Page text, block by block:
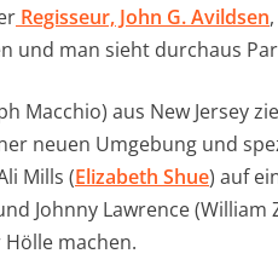
Regisseur, John G. Avildsen
und man sieht durchaus
Macchio) aus New Jersey
neuen Umgebung und
Mills (Elizabeth Shue) auf
Johnny Lawrence (William
machen.